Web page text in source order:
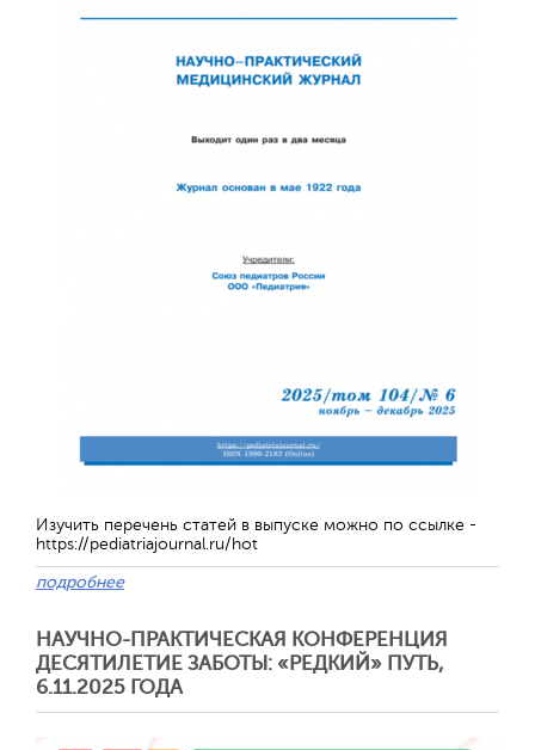
Изучить перечень статей в выпуске можно по ссылке -
https://pediatriajournal.ru/hot
подробнее
НАУЧНО-ПРАКТИЧЕСКАЯ КОНФЕРЕНЦИЯ
ДЕСЯТИЛЕТИЕ ЗАБОТЫ: «РЕДКИЙ» ПУТЬ,
6.11.2025 ГОДА